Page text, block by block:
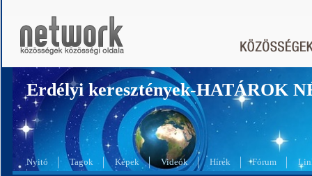
Erdélyi keresztények-HATÁROK
Nyitó Tagok Képek Videók Hírek Fórum